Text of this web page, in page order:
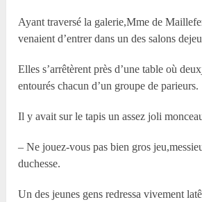
Ayant traversé la galerie,Mme de
venaient d’entrer dans un des salons
Elles s’arrêtèrent près d’une table où
entourés chacun d’un groupe de parieurs.
Il y avait sur le tapis un assez joli
– Ne jouez-vous pas bien gros
duchesse.
Un des jeunes gens redressa vivement